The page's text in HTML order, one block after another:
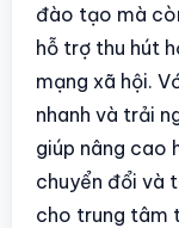
đào tạo mà
hỗ trợ thu hút
mạng xã hội.
nhanh và trải
giúp nâng cao
chuyển đổi và
cho trung tâm